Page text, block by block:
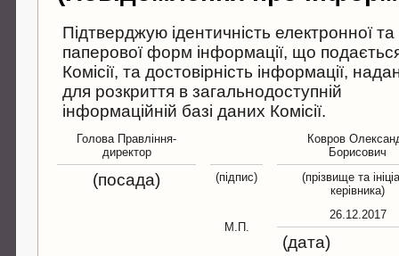
Підтверджую ідентичність електронної та
паперової форм інформації, що
Комісії, та достовірність інформації,
для розкриття в загальнодоступній
інформаційній базі даних Комісії.
Голова Правління-
директор
Ковров
Борисович
(посада) (підпис)
(прізвище та
керівника)
М.П.
26.12.2017
(дата)